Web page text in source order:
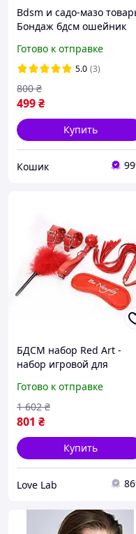
Bdsm и садо-мазо
Бондаж бдсм ошейник
Бдсм маска на глаза 10
аксессуаров
Готово к отправке
5.0 (3)
499₴
800 ₴
Купить
Кошик
БДСМ набор Red Art -
набор игровой для
интимные товары, бдсм
товары, атрибутика и
аксессуара, bdsm-
атрибутика
Готово к отправке
801 ₴
1 602 ₴
Купить
Love Lab